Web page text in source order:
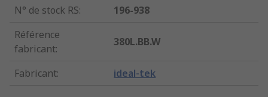
N° de stock RS:
196-938
Référence
fabricant:
380L.BB.W
Fabricant: ideal-tek